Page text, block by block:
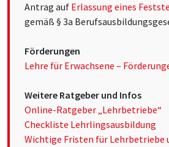
Antrag auf Erlassung eines
gemäß § 3a
Förderungen
Lehre für Erwachsene –
Weitere Ratgeber und Infos
Online-Ratgeber „Lehrbetriebe“
Checkliste Lehrlingsausbildung
Wichtige Fristen für Lehrbetriebe